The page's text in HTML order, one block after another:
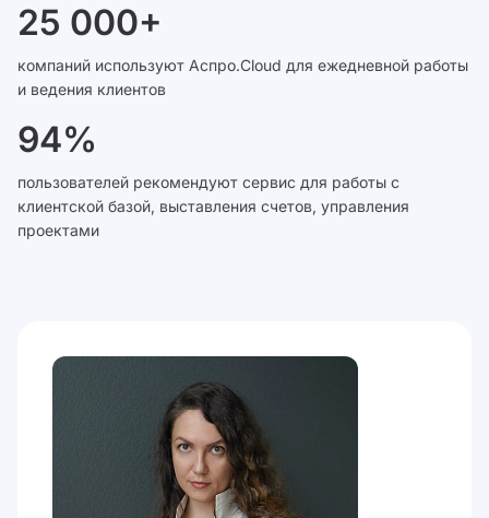
25 000+
компаний используют Аспро.Cloud для ежедневной работы
и ведения клиентов
94%
пользователей рекомендуют сервис для работы с
клиентской базой, выставления счетов, управления
проектами